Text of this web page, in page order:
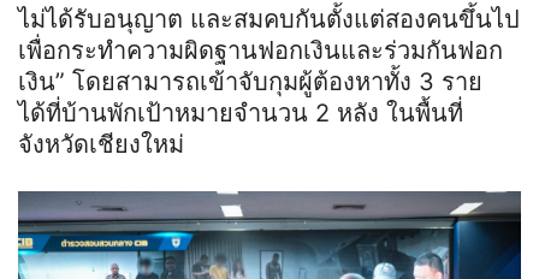
ไม่ได้รับอนุญาต และสมคบกันตั้งแต่สองคนขึ้นไป
เพื่อกระทำความผิดฐานฟอกเงินและร่วมกันฟอก
เงิน” โดยสามารถเข้าจับกุมผู้ต้องหาทั้ง 3 ราย
ได้ที่บ้านพักเป้าหมายจำนวน 2 หลัง ในพื้นที่
จังหวัดเชียงใหม่